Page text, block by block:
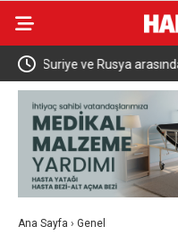
Yeniköy Sahili’nden
aşkın kişi Perseid
Ana Sayfa › Genel